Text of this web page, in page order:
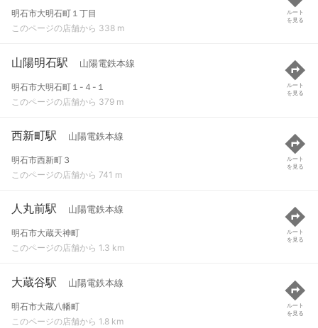
明石市大明石町１丁目
このページの店舗から 338 m
ルート
を見る
山陽明石駅 山陽電鉄本線
明石市大明石町１-４-１
このページの店舗から 379 m
ルート
を見る
西新町駅 山陽電鉄本線
明石市西新町３
このページの店舗から 741 m
ルート
を見る
人丸前駅 山陽電鉄本線
明石市大蔵天神町
このページの店舗から 1.3 km
ルート
を見る
大蔵谷駅 山陽電鉄本線
明石市大蔵八幡町
このページの店舗から 1.8 km
ルート
を見る